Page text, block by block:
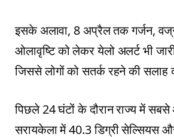
इसके अलावा, 8 अप्रैल तक गर्जन,
ओलावृष्टि को लेकर येलो अलर्ट भी
जिससे लोगों को सतर्क रहने की सलाह
पिछले 24 घंटों के दौरान राज्य में सबसे
सरायकेला में 40.3 डिग्री सेल्सियस